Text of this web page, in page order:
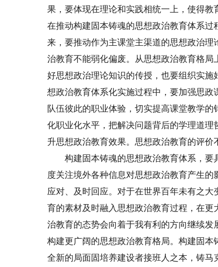
果，要体现在理论和实践相统一上，使得
在推动构建固本铸魂的思想政治教育体系
来，要推动作为主课堂主渠道的思想政治
治教育不能弱化偏废。从思想政治教育格
好思想政治理论知识的传授，也要组织实
想政治教育体系化实施过程中，要加强思
队伍彼此的职业体验，切实提高课堂教学
化职业化水平，把解决问题背后的学理道
升思想政治教育效果。思想政治教育的评
构建固本铸魂的思想政治教育体系，要
度关注境外各种信息对思想政治教育产生
应对、及时回应。对于在世界百年未有之
育的素材及时融入思想政治教育过程，在
治教育的态势会向着于我有利的方向继续
构建更广阔的思想政治教育格局。构建固
全新的局面固培养建设者接班人之本，铸马